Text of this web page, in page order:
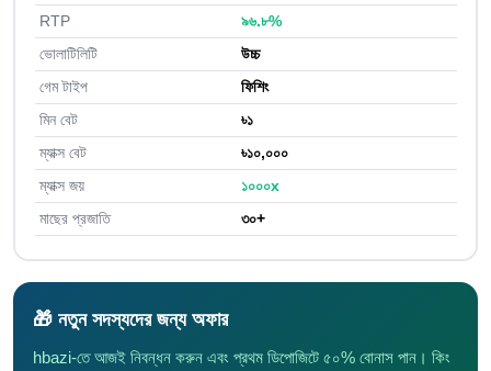
RTP
৯৬.৮%
ভোলাটিলিটি
উচ্চ
গেম টাইপ
ফিশিং
মিন বেট
৳১
ম্যাক্স বেট
৳১০,০০০
ম্যাক্স জয়
১০০০x
মাছের প্রজাতি
৩০+
🎁 নতুন সদস্যদের জন্য অফার
hbazi-তে আজই নিবন্ধন করুন এবং প্রথম ডিপোজিটে ৫০% বোনাস পান। কিং